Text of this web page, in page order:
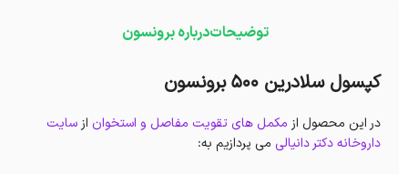
توضیحاتدرباره برونسون
کپسول سلادرین 500 برونسون
در این محصول از مکمل های تقویت مفاصل و استخوان ازسایت
داروخانه دکتر دانیالی می پردازیم به: